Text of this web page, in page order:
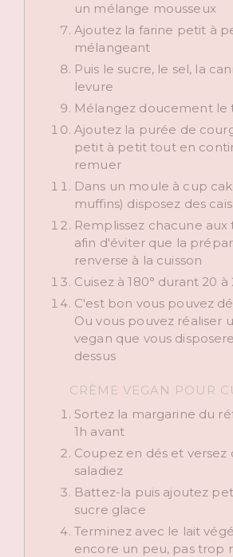
un mélange mousseux
Ajoutez la farine petit à
mélangeant
Puis le sucre, le sel, la
levure
Mélangez doucement le
Ajoutez la purée de
petit à petit tout en
remuer
Dans un moule à cup
muffins) disposez des
Remplissez chacune aux
afin d'éviter que la
renverse à la cuisson
Cuisez à 180° durant 20
C'est bon vous pouvez
Ou vous pouvez réaliser
vegan que vous
dessus
CRÈME VEGAN POUR
Sortez la margarine du
1h avant
Coupez en dés et versez
saladiez
Battez-la puis ajoutez
sucre glace
Terminez avec le lait
encore un peu, pas trop